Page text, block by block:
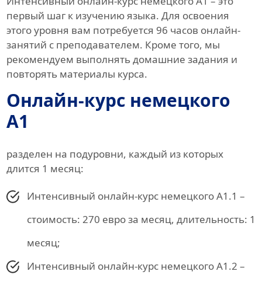
первый шаг к изучению языка. Для освоения
этого уровня вам потребуется 96 часов онлайн-
занятий с преподавателем. Кроме того, мы
рекомендуем выполнять домашние задания и
повторять материалы курса.
Онлайн-курс немецкого
A1
разделен на подуровни, каждый из которых
длится 1 месяц:
Интенсивный онлайн-курс немецкого A1.1 –
стоимость: 270 евро за месяц, длительность: 1
месяц;
Интенсивный онлайн-курс немецкого A1.2 –